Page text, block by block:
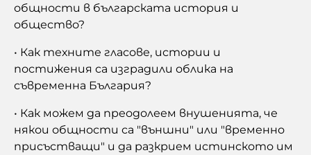
общности в българската история и
общество?
• Как техните гласове, истории и
постижения са изградили облика на
съвременна България?
• Как можем да преодолеем внушенията, че
някои общности са "външни" или "временно
присъстващи" и да разкрием истинското им